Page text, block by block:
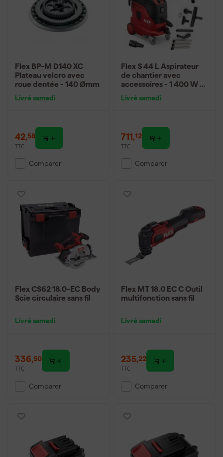
Flex BP-M D140 XC
Plateau velcro avec
roue dentée - 140 Ømm
Livré samedi
42,58
TTC
Comparer
Flex S 44 L Aspirateur
de chantier avec
accessoires - 1 400 W -
Livré samedi
711,12
TTC
Comparer
Flex CS62 18.0-EC Body
Scie circulaire sans fil
Livré samedi
336,50
TTC
Comparer
Flex MT 18.0 EC C Outil
multifonction sans fil
Livré samedi
235,22
TTC
Comparer